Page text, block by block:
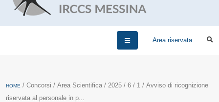
Area riservata
HOME / Concorsi / Area Scientifica / 2025 / 6 / 1 / Avviso di ricognizione
riservata al personale in p...